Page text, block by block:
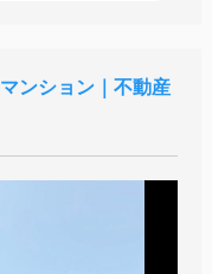
ンション｜不動産